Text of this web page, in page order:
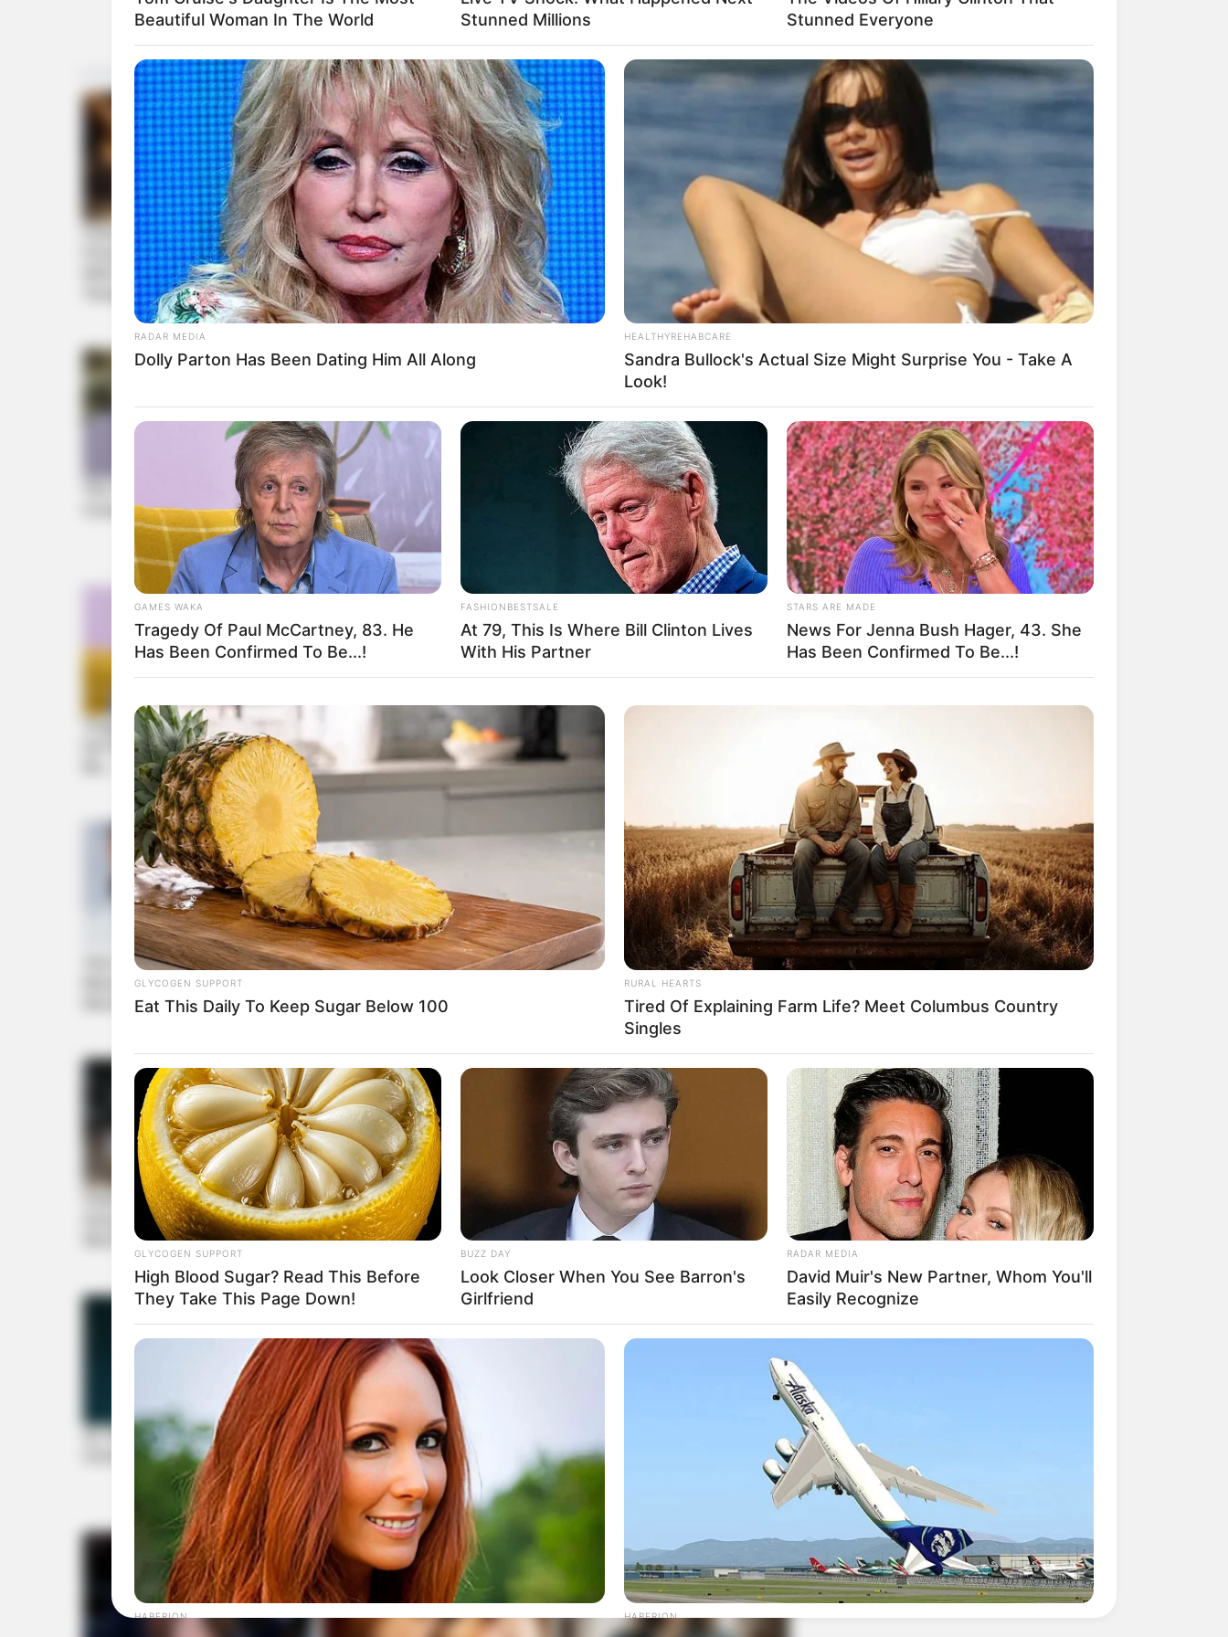
Beautiful Woman In The World
Stunned Millions
Stunned Everyone
RADAR MEDIA
Dolly Parton Has Been Dating Him All Along
HEALTHYREHABCARE
Sandra Bullock's Actual Size Might Surprise You - Take A
Look!
GAMES WAKA
Tragedy Of Paul McCartney, 83. He
Has Been Confirmed To Be...!
FASHIONBESTSALE
At 79, This Is Where Bill Clinton Lives
With His Partner
STARS ARE MADE
News For Jenna Bush Hager, 43. She
Has Been Confirmed To Be...!
GLYCOGEN SUPPORT
Eat This Daily To Keep Sugar Below 100
RURAL HEARTS
Tired Of Explaining Farm Life? Meet Columbus Country
Singles
GLYCOGEN SUPPORT
High Blood Sugar? Read This Before
They Take This Page Down!
BUZZ DAY
Look Closer When You See Barron's
Girlfriend
RADAR MEDIA
David Muir's New Partner, Whom You'll
Easily Recognize
HABERION HABERION